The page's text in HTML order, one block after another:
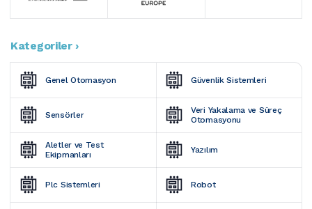
Kategoriler ›
Genel Otomasyon Güvenlik Sistemleri
Sensörler
Veri Yakalama ve Süreç
Otomasyonu
Aletler ve Test
Ekipmanları
Yazılım
Plc Sistemleri Robot